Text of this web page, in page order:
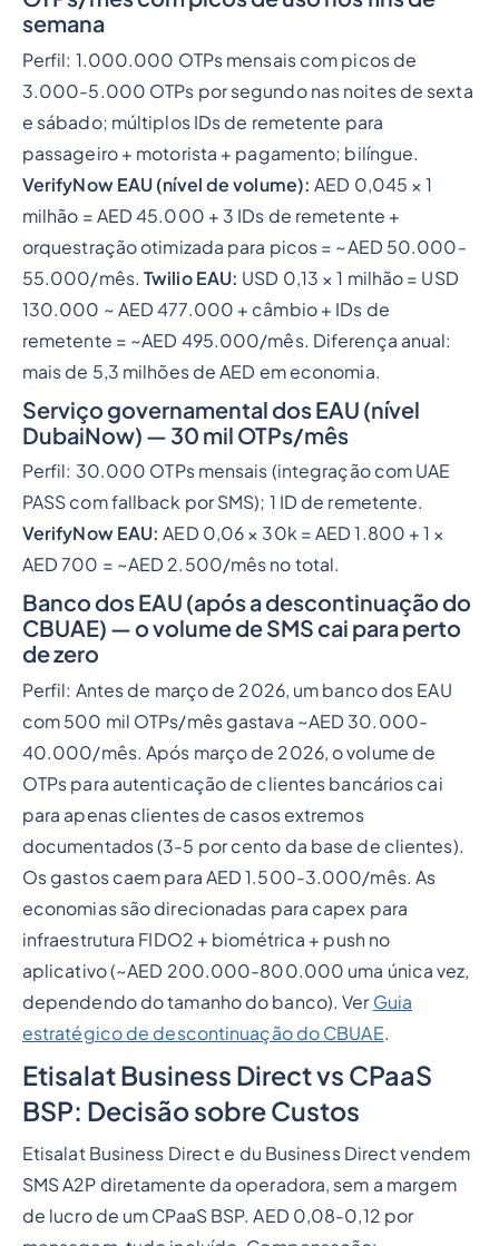
semana
Perfil: 1.000.000 OTPs mensais com picos de
3.000-5.000 OTPs por segundo nas noites de sexta
e sábado; múltiplos IDs de remetente para
passageiro + motorista + pagamento; bilíngue.
VerifyNow EAU (nível de volume): AED 0,045 × 1
milhão = AED 45.000 + 3 IDs de remetente +
orquestração otimizada para picos = ~AED 50.000-
55.000/mês.Twilio EAU: USD 0,13 × 1 milhão = USD
130.000 ~ AED 477.000 + câmbio + IDs de
remetente = ~AED 495.000/mês. Diferença anual:
mais de 5,3 milhões de AED em economia.
Serviço governamental dos EAU (nível
DubaiNow) — 30 mil OTPs/mês
Perfil: 30.000 OTPs mensais (integração com UAE
PASS com fallback por SMS); 1 ID de remetente.
VerifyNow EAU: AED 0,06 × 30k = AED 1.800 + 1 ×
AED 700 = ~AED 2.500/mês no total.
Banco dos EAU (após a descontinuação do
CBUAE) — o volume de SMS cai para perto
de zero
Perfil: Antes de março de 2026, um banco dos EAU
com 500 mil OTPs/mês gastava ~AED 30.000-
40.000/mês. Após março de 2026, o volume de
OTPs para autenticação de clientes bancários cai
para apenas clientes de casos extremos
documentados (3-5 por cento da base de clientes).
Os gastos caem para AED 1.500-3.000/mês. As
economias são direcionadas para capex para
infraestrutura FIDO2 + biométrica + push no
aplicativo (~AED 200.000-800.000 uma única vez,
dependendo do tamanho do banco). Ver Guia
estratégico de descontinuação do CBUAE.
Etisalat Business Direct vs CPaaS
BSP: Decisão sobre Custos
Etisalat Business Direct e du Business Direct vendem
SMS A2P diretamente da operadora, sem a margem
de lucro de um CPaaS BSP. AED 0,08-0,12 por